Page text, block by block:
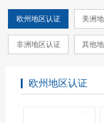
欧州地区认证 美洲
非洲地区认证 其他
欧州地区认证